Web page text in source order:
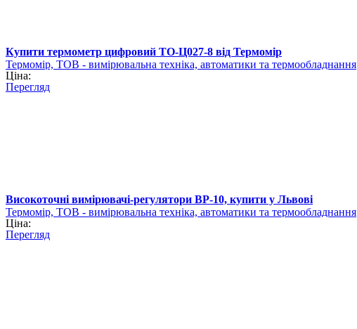
Купити термометр цифровий ТО-Ц027-8 від Термомір
Термомір, ТОВ - вимірювальна техніка, автоматики та термообладнання
Ціна:
Перегляд
Високоточні вимірювачі-регулятори ВР-10, купити у Львові
Термомір, ТОВ - вимірювальна техніка, автоматики та термообладнання
Ціна:
Перегляд